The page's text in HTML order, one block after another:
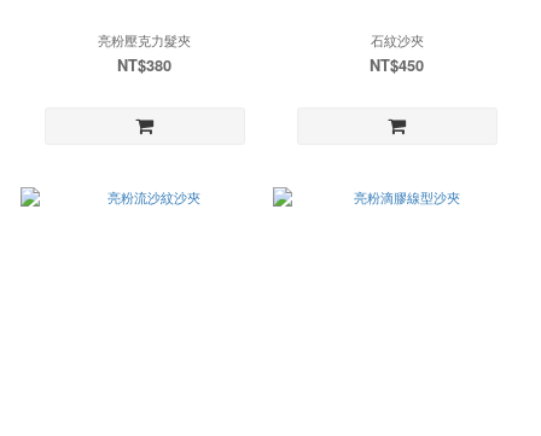
亮粉壓克力髮夾
NT$380
石紋沙夾
NT$450